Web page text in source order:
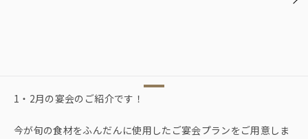
1・2月の宴会のご紹介です！
今が旬の食材をふんだんに使用したご宴会プランをご用意しま